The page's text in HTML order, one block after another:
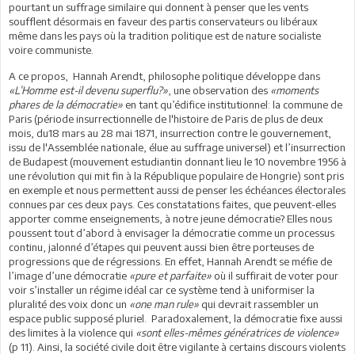
pourtant un suffrage similaire qui donnent à penser que les vents
soufflent désormais en faveur des partis conservateurs ou libéraux
même dans les pays où la tradition politique est de nature socialiste
voire communiste.
A ce propos, Hannah Arendt, philosophe politique développe dans
«L’Homme est-il devenu superflu?» , une observation des «moments
phares de la démocratie» en tant qu’édifice institutionnel: la commune de
Paris (période insurrectionnelle de l'histoire de Paris de plus de deux
mois, du18 mars au 28 mai 1871, insurrection contre le gouvernement,
issu de l'Assemblée nationale, élue au suffrage universel) et l’insurrection
de Budapest (mouvement estudiantin donnant lieu le 10 novembre 1956 à
une révolution qui mit fin à la République populaire de Hongrie) sont pris
en exemple et nous permettent aussi de penser les échéances électorales
connues par ces deux pays. Ces constatations faites, que peuvent-elles
apporter comme enseignements, à notre jeune démocratie? Elles nous
poussent tout d’abord à envisager la démocratie comme un processus
continu, jalonné d’étapes qui peuvent aussi bien être porteuses de
progressions que de régressions. En effet, Hannah Arendt se méfie de
l’image d’une démocratie «pure et parfaite» où il suffirait de voter pour
voir s’installer un régime idéal car ce système tend à uniformiser la
pluralité des voix donc un «one man rule» qui devrait rassembler un
espace public supposé pluriel. Paradoxalement, la démocratie fixe aussi
des limites à la violence qui «sont elles-mêmes génératrices de violence»
(p 11). Ainsi, la société civile doit être vigilante à certains discours violents